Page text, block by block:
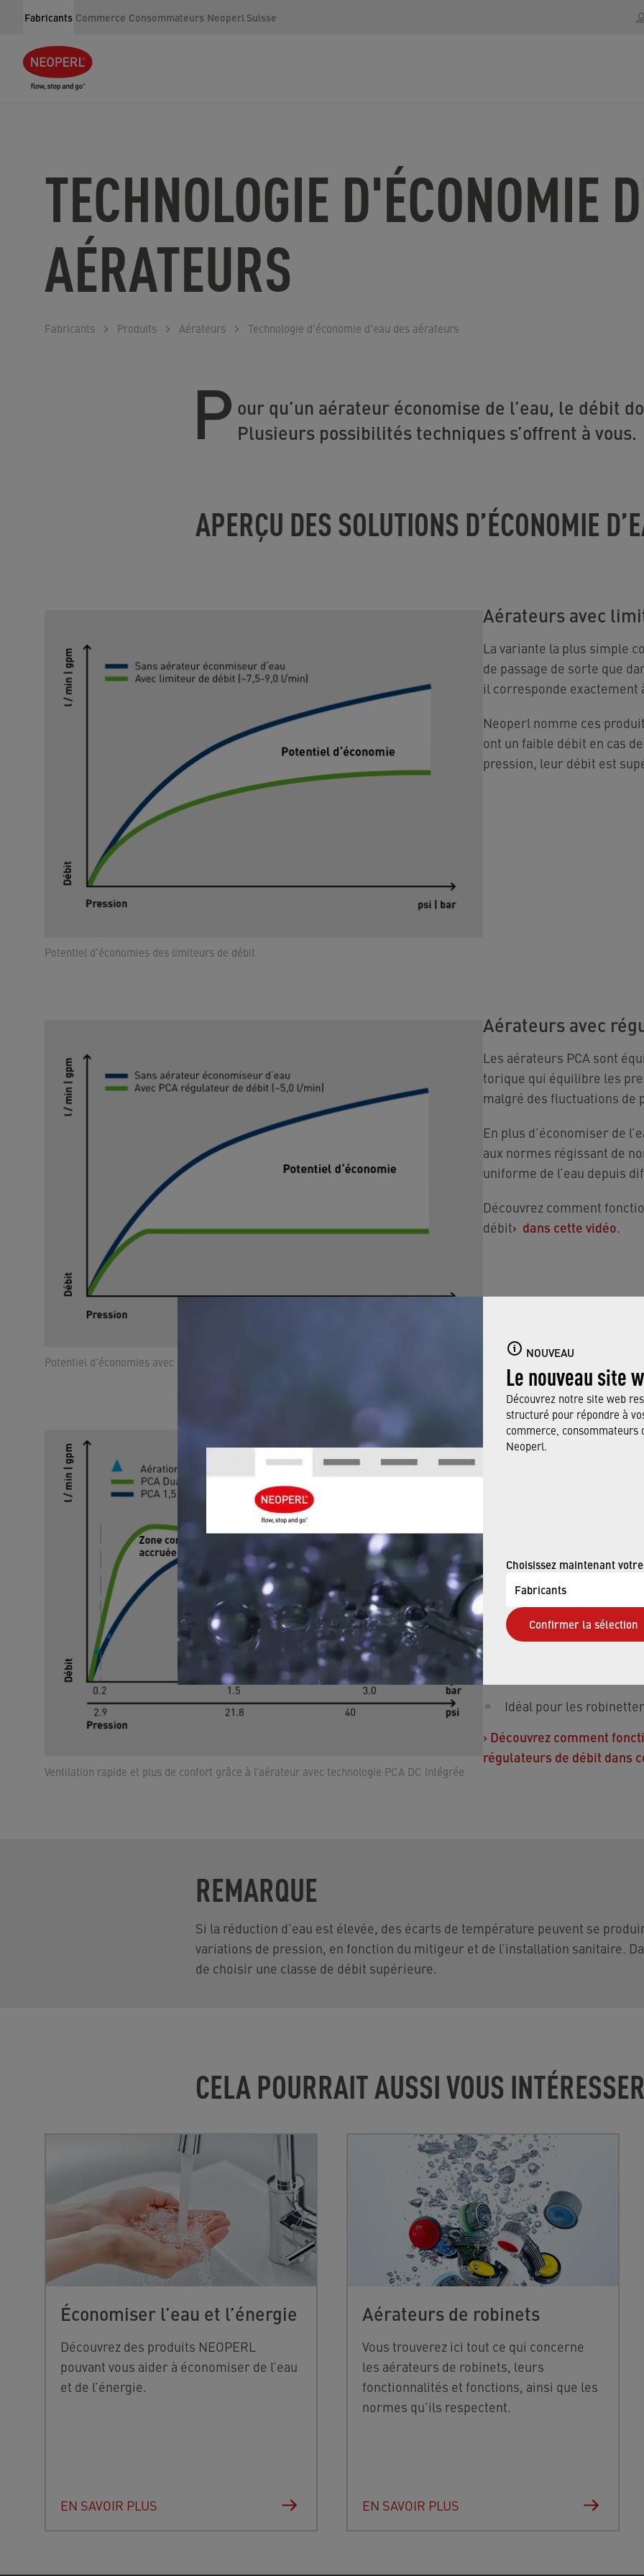
Fabricants Commerce Consommateurs Neoperl Suisse
NOUVEAU
Le nouveau site
Découvrez notre site web
structuré pour répondre à
commerce,
Neoperl.
Choisissez maintenant
Fabricants
Confirmer la sélection
TECHNOLOGIE D'ÉCONOMIE
AÉRATEURS
Fabricants Produits Aérateurs Technologie d'économie d'eau des aérateurs
P our qu’un aérateur économise de l’eau, le débit
Plusieurs possibilités techniques s’offrent à vous.
APERÇU DES SOLUTIONS D’ÉCONOMIE
Potentiel d’économies des limiteurs de débit
Aérateurs avec
La variante la plus simple
de passage de sorte que
il corresponde exactement
Neoperl nomme ces
ont un faible débit en cas
pression, leur débit est
Potentiel d’économies avec un aérateur avec technologie PCA intégrée
Aérateurs avec
Les aérateurs PCA sont
torique qui équilibre les
malgré des fluctuations de
En plus d’économiser de
aux normes régissant de
uniforme de l’eau depuis
Découvrez comment
débit› dans cette vidéo.
Ventilation rapide et plus de confort grâce à l’aérateur avec technologie PCA DC intégrée
Aérateurs avec
La technologie DUAL-
technologie PCA
mais au lieu de n’avoir
Quels sont les avantages ?
Jet consistant et
À partir de 0,7 bar
Possibilité
indépendamment des
Idéal pour les
› Découvrez comment
régulateurs de débit dans
REMARQUE
Si la réduction d’eau est élevée, des écarts de température peuvent se
variations de pression, en fonction du mitigeur et de l’installation sanitaire.
de choisir une classe de débit supérieure.
CELA POURRAIT AUSSI VOUS INTÉRESSER
Économiser l’eau et l’énergie
Découvrez des produits NEOPERL
pouvant vous aider à économiser de l’eau
et de l’énergie.
EN SAVOIR PLUS
Aérateurs de robinets
Vous trouverez ici tout ce qui concerne
les aérateurs de robinets, leurs
fonctionnalités et fonctions, ainsi que les
normes qu’ils respectent.
EN SAVOIR PLUS